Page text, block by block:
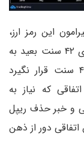
این رمز ارز،
رسیدن قیمت ریپل تا پایان سال ۲۰۲۰ به بالای ۴۲ سنت بعید به
نظر می‌رسد. اما تا زمانی که ریپل بالای ۴۲ سنت قرار نگیرد
که نیاز به
و خبر حذف ریپل
دور از ذهن